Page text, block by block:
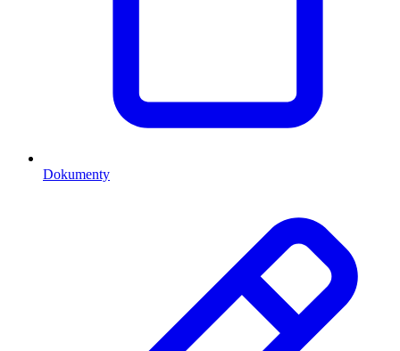
Dokumenty